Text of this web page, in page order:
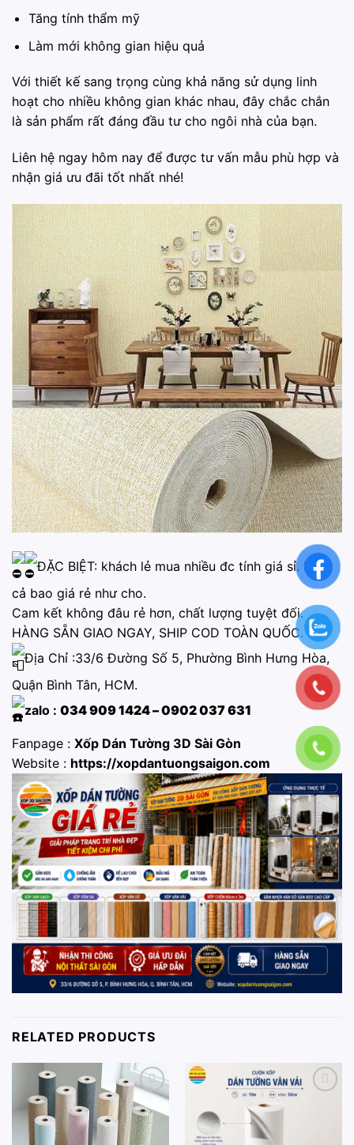
Tăng tính thẩm mỹ
Làm mới không gian hiệu quả
Với thiết kế sang trọng cùng khả năng sử dụng linh
hoạt cho nhiều không gian khác nhau, đây chắc chắn
là sản phẩm rất đáng đầu tư cho ngôi nhà của bạn.
Liên hệ ngay hôm nay để được tư vấn mẫu phù hợp và
nhận giá ưu đãi tốt nhất nhé!
ĐẶC BIỆT: khách lẻ mua nhiều đc tính giá sỉ. Mua
cả bao giá rẻ như cho.
Cam kết không đâu rẻ hơn, chất lượng tuyệt đối.
HÀNG SẴN GIAO NGAY, SHIP COD TOÀN QUỐC.
Địa Chỉ :33/6 Đường Số 5, Phường Bình Hưng Hòa,
Quận Bình Tân, HCM.
zalo : 034 909 1424 – 0902 037 631
Fanpage : Xốp Dán Tường 3D Sài Gòn
Website : https://xopdantuongsaigon.com
RELATED PRODUCTS
Add to
wishlist